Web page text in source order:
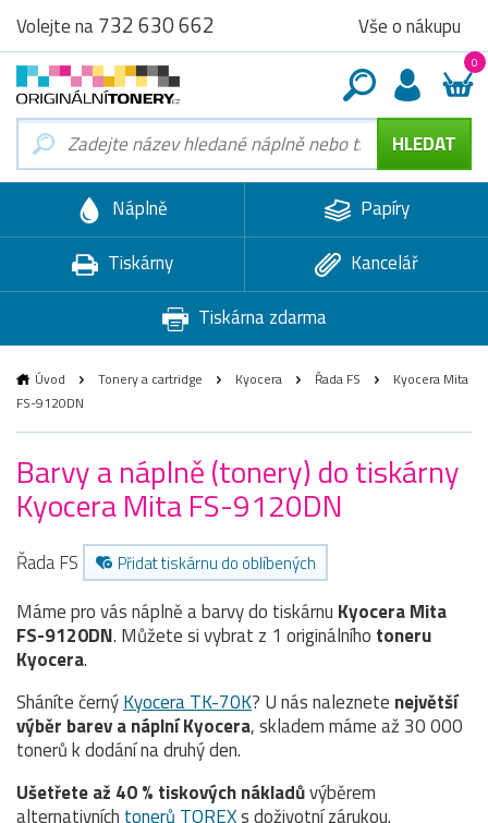
Volejte na732 630 662 Vše o nákupu
0
Náplně
Papíry
Tiskárny
Kancelář
Tiskárna zdarma
Úvod Tonery a cartridge Kyocera Řada FS
Kyocera Mita
FS-9120DN
Barvy a náplně (tonery) do tiskárny
Kyocera Mita FS-9120DN
Řada FS Přidat tiskárnu do oblíbených
Máme pro vás náplně a barvy do tiskárnu Kyocera Mita
FS-9120DN. Můžete si vybrat z 1 originálního toneru
Kyocera.
Sháníte černýKyocera TK-70K? U nás naleznete největší
výběr barev a náplní Kyocera, skladem máme až 30 000
tonerů k dodání na druhý den.
Ušetřete až 40 % tiskových nákladůvýběrem
alternativních tonerů TOREXs doživotní zárukou.